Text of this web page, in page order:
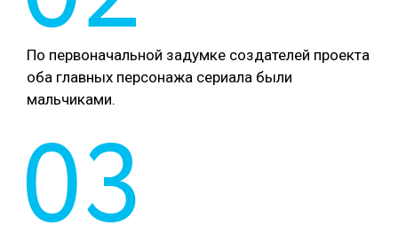
По первоначальной задумке создателей проекта
оба главных персонажа сериала были
мальчиками.
03